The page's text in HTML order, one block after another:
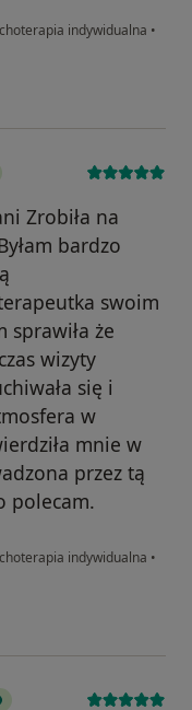
indywidualna •
Zrobiła na
bardzo
swoim
sprawiła że
wizyty
się i
w
mnie w
przez tą
polecam.
indywidualna •